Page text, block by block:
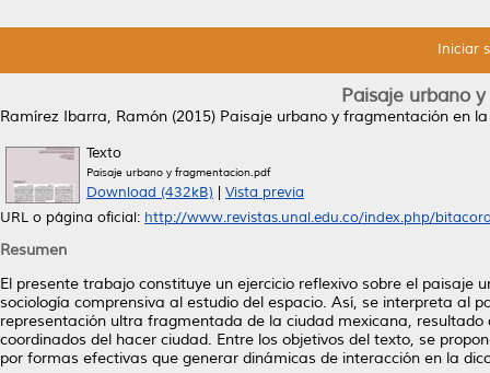
Iniciar
Paisaje urbano
Ramírez Ibarra, Ramón (2015) Paisaje urbano y fragmentación en
Texto
Paisaje urbano y fragmentacion.pdf
Download (432kB)
Vista previa
URL o página oficial: http://www.revistas.unal.edu.co/index.php/
Resumen
El presente trabajo constituye un ejercicio reflexivo sobre el
sociología comprensiva al estudio del espacio. Así, se interpreta
representación ultra fragmentada de la ciudad mexicana,
coordinados del hacer ciudad. Entre los objetivos del texto, se
por formas efectivas que generar dinámicas de interacción en la